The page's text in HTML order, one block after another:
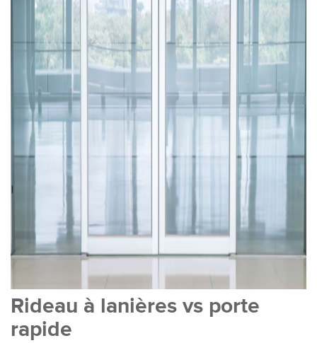
Rideau à lanières vs porte
rapide